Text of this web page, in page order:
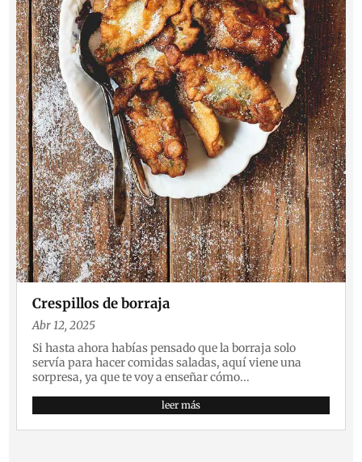
Crespillos de borraja
Abr 12, 2025
Si hasta ahora habías pensado que la borraja solo
servía para hacer comidas saladas, aquí viene una
sorpresa, ya que te voy a enseñar cómo...
leer más